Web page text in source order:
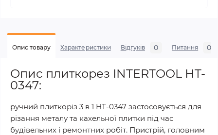
Опис товару Характеристики Відгуків 0 Питання 0
Опис плиткорез INTERTOOL HT-
0347:
ручний плиткоріз 3 в 1 HT-0347 застосовується для
різання металу та кахельної плитки під час
будівельних і ремонтних робіт. Пристрій, головним